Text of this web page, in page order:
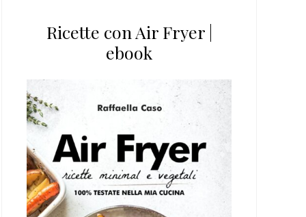
Ricette con Air Fryer |
ebook